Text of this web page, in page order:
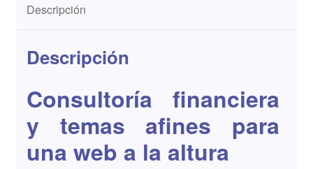
Descripción
Descripción
Consultoría financiera
y temas afines para
una web a la altura